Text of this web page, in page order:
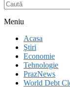
Meniu
Acasa
Ştiri
Economie
Tehnologie
PrazNews
World Debt